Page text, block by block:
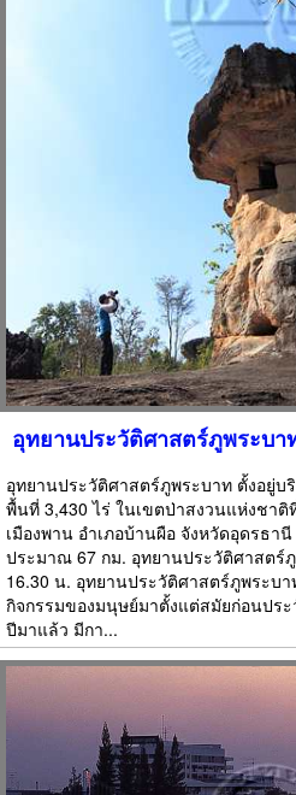
อุทยานประวัติศาสตร์ภูพระบา
อุทยานประวัติศาสตร์ภูพระบาท ตั้งอยู่บ
พื้นที่ 3,430 ไร่ ในเขตป่าสงวนแห่งชาติ
เมืองพาน อำเภอบ้านผือ จังหวัดอุดรธา
ประมาณ 67 กม. อุทยานประวัติศาสตร์
16.30 น. อุทยานประวัติศาสตร์ภูพระบ
กิจกรรมของมนุษย์มาตั้งแต่สมัยก่อนประ
ปีมาแล้ว มีกา...